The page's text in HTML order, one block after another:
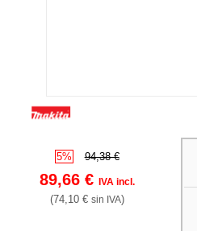
5% 94,38 €
89,66 € IVA incl.
(74,10 € sin IVA)